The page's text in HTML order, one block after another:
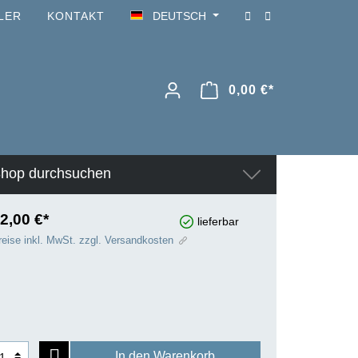
KONTAKT DEUTSCH
0,00 €*
durchsuchen
€* lieferbar
inkl. MwSt. zzgl. Versandkosten